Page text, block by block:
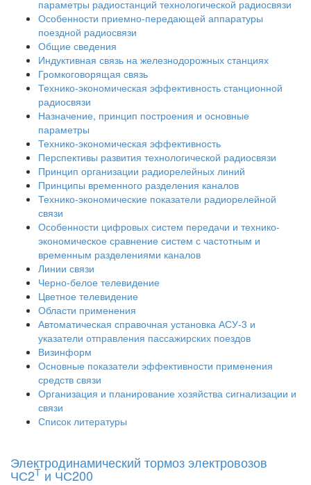
параметры радиостанций технологической радиосвязи
Особенности приемно-передающей аппаратуры
поездной радиосвязи
Общие сведения
Индуктивная связь на железнодорожных станциях
Громкоговорящая связь
Технико-экономическая эффективность станционной
радиосвязи
Назначение, принцип построения и основные
параметры
Технико-экономическая эффективность
Перспективы развития технологической радиосвязи
Принцип организации радиорелейных линий
Принципы временного разделения каналов
Технико-экономические показатели радиорелейной
связи
Особенности цифровых систем передачи и технико-
экономическое сравнение систем с частотным и
временным разделениями каналов
Линии связи
Черно-белое телевидение
Цветное телевидение
Области применения
Автоматическая справочная установка АСУ-3 и
указатели отправления пассажирских поездов
Визинформ
Основные показатели эффективности применения
средств связи
Организация и планирование хозяйства сигнализации и
связи
Список литературы
Электродинамический тормоз электровозов
ЧС2Т и ЧС200